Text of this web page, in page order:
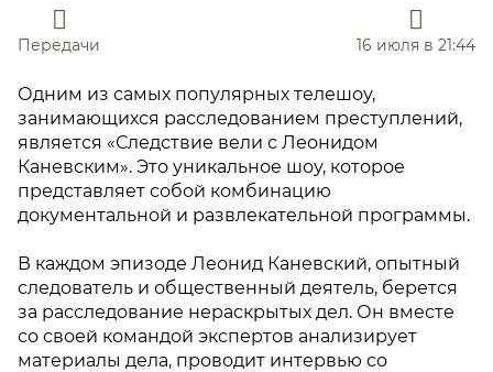
Передачи 16 июля в 21:44
Одним из самых популярных телешоу,
занимающихся расследованием преступлений,
является «Следствие вели с Леонидом
Каневским». Это уникальное шоу, которое
представляет собой комбинацию
документальной и развлекательной программы.
В каждом эпизоде Леонид Каневский, опытный
следователь и общественный деятель, берется
за расследование нераскрытых дел. Он вместе
со своей командой экспертов анализирует
материалы дела, проводит интервью со